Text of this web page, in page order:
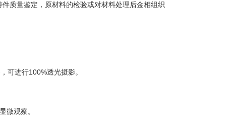
质量鉴定，原材料的检验或对材料处理后金相组织
可进行100%透光摄影。
微观察。